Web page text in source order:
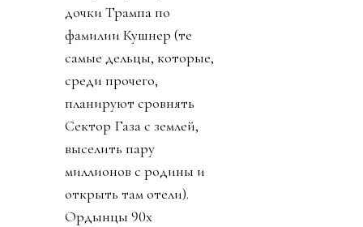
дочки Трампа по
фамилии Кушнер (те
самые дельцы, которые,
среди прочего,
планируют сровнять
Сектор Газа с землей,
выселить пару
миллионов с родины и
открыть там отели).
Ордынцы 90х